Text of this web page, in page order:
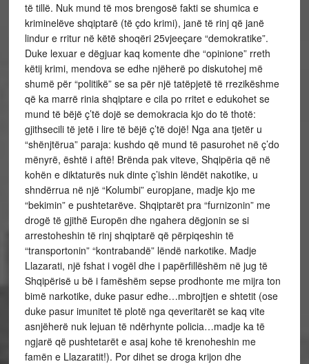
të tillë. Nuk mund të mos brengosë fakti se shumica e
kriminelëve shqiptarë (të çdo krimi), janë të rinj që janë
lindur e rritur në këtë shoqëri 25vjeeçare “demokratike”.
Duke lexuar e dëgjuar kaq komente dhe “opinione” rreth
këtij krimi, mendova se edhe njëherë po diskutohej më
shumë për “politikë” se sa për një tatëpjetë të rrezikëshme
që ka marrë rinia shqiptare e cila po rritet e edukohet se
mund të bëjë ç’të dojë se demokracia kjo do të thotë:
gjithsecili të jetë i lire të bëjë ç’të dojë! Nga ana tjetër u
“shënjtërua” paraja: kushdo që mund të pasurohet në ç’do
mënyrë, është i aftë! Brënda pak viteve, Shqipëria që në
kohën e diktaturës nuk dinte ç’ishin lëndët nakotike, u
shndërrua në një “Kolumbi” europjane, madje kjo me
“bekimin” e pushtetarëve. Shqiptarët pra “furnizonin” me
drogë të gjithë Europën dhe ngahera dëgjonin se si
arrestoheshin të rinj shqiptarë që përpiqeshin të
“transportonin” “kontrabandë” lëndë narkotike. Madje
Llazarati, një fshat i vogël dhe i papërfillëshëm në jug të
Shqipërisë u bë i famëshëm sepse prodhonte me mijra ton
bimë narkotike, duke pasur edhe…mbrojtjen e shtetit (ose
duke pasur imunitet të plotë nga qeveritarët se kaq vite
asnjëherë nuk lejuan të ndërhynte policia…madje ka të
ngjarë që pushtetarët e asaj kohe të krenoheshin me
famën e Llazaratit!). Por dihet se droga krijon dhe